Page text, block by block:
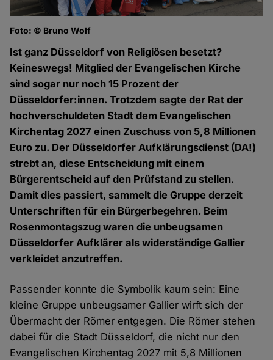
Foto: © Bruno Wolf
Ist ganz Düsseldorf von Religiösen besetzt?
Keineswegs! Mitglied der Evangelischen Kirche
sind sogar nur noch 15 Prozent der
Düsseldorfer:innen. Trotzdem sagte der Rat der
hochverschuldeten Stadt dem Evangelischen
Kirchentag 2027 einen Zuschuss von 5,8 Millionen
Euro zu. Der Düsseldorfer Aufklärungsdienst (DA!)
strebt an, diese Entscheidung mit einem
Bürgerentscheid auf den Prüfstand zu stellen.
Damit dies passiert, sammelt die Gruppe derzeit
Unterschriften für ein Bürgerbegehren. Beim
Rosenmontagszug waren die unbeugsamen
Düsseldorfer Aufklärer als widerständige Gallier
verkleidet anzutreffen.
Passender konnte die Symbolik kaum sein: Eine
kleine Gruppe unbeugsamer Gallier wirft sich der
Übermacht der Römer entgegen. Die Römer stehen
dabei für die Stadt Düsseldorf, die nicht nur den
Evangelischen Kirchentag 2027 mit 5,8 Millionen